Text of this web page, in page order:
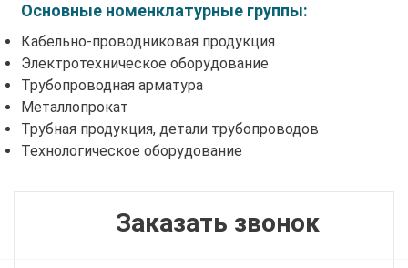
Основные номенклатурные группы:
Кабельно-проводниковая продукция
Электротехническое оборудование
Трубопроводная арматура
Металлопрокат
Трубная продукция, детали трубопроводов
Технологическое оборудование
Заказать звонок